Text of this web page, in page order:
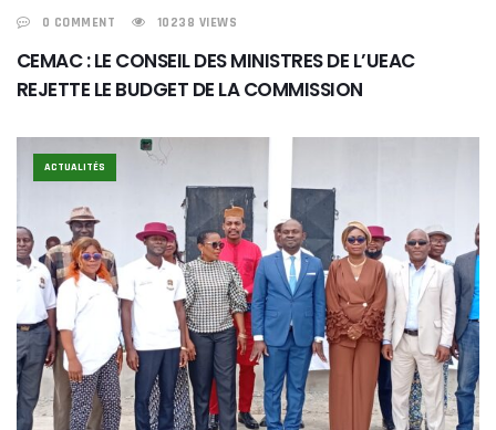
0 COMMENT 10238 VIEWS
CEMAC : LE CONSEIL DES MINISTRES DE L’UEAC
REJETTE LE BUDGET DE LA COMMISSION
ACTUALITÉS